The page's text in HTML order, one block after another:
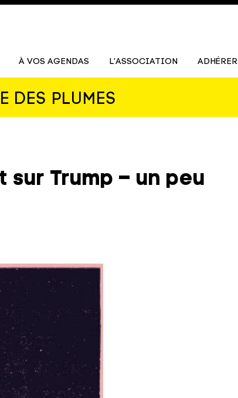
À VOS AGENDAS L’ASSOCIATION ADHÉRER
DES PLUMES
sur Trump – un peu